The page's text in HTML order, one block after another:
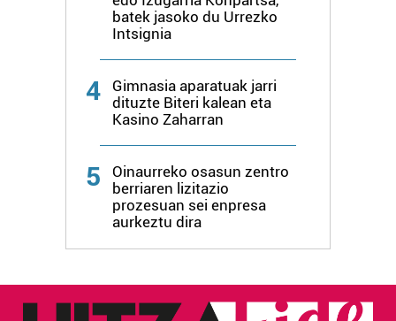
erabiltzen dituen hauta dezakezu.
bazkideen zerrenda, beren ustez zein helburutarako
duten interes legitimoa eta horren aurka nola egin
Lortu zure datu pertsonalak prozesatzeko moduari
buruzko informazio gehiago eta ezarri zure lehentasunak
datuen atalean. Edozein unetan alda edo ken dezakezu
Webgune honek cookie propioak eta hirugarrenen cookie-
fitxategiak erabiltzen ditu. Zure esperientzia eta
batek jasoko du Urrezko
Intsignia
4
Gimnasia aparatuak jarri
dituzte Biteri kalean eta
Kasino Zaharran
5
Oinaurreko osasun zentro
berriaren lizitazio
prozesuan sei enpresa
aurkeztu dira